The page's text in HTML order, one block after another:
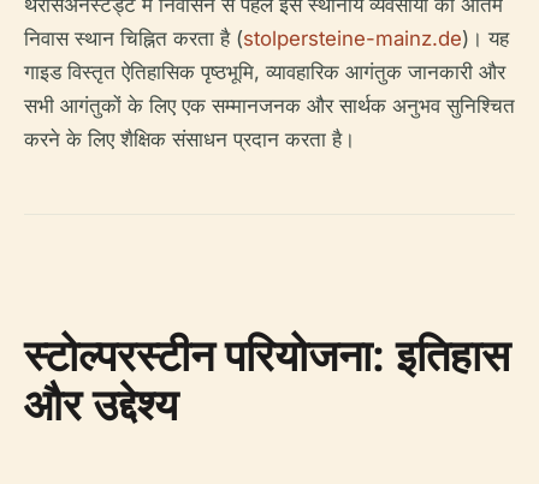
थेरेसिअनस्टैड्ट में निर्वासन से पहले इस स्थानीय व्यवसायी का अंतिम
निवास स्थान चिह्नित करता है (stolpersteine-mainz.de)। यह
गाइड विस्तृत ऐतिहासिक पृष्ठभूमि, व्यावहारिक आगंतुक जानकारी और
सभी आगंतुकों के लिए एक सम्मानजनक और सार्थक अनुभव सुनिश्चित
करने के लिए शैक्षिक संसाधन प्रदान करता है।
स्टोल्परस्टीन परियोजना: इतिहास
और उद्देश्य